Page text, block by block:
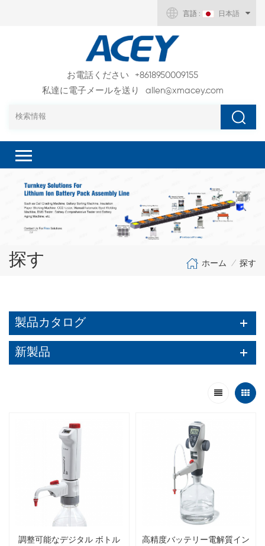
言語 : 日本語
お電話ください
+8618950009155
私達に電子メールを送り
allen@xmacey.com
探す ホーム / 探す
製品カタログ
新製品
調整可能なデジタル ボトル
高精度バッテリー電解質イン